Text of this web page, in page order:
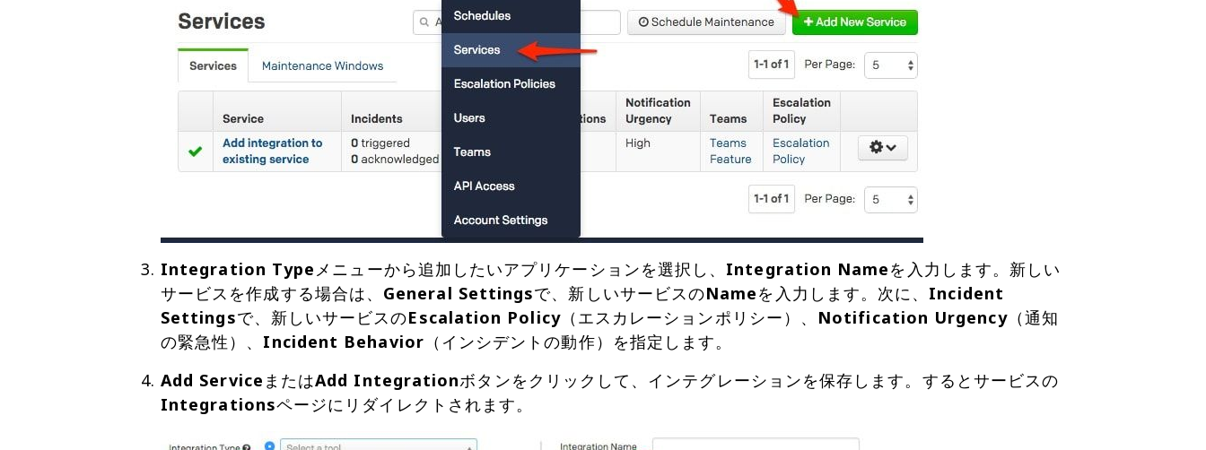
Integration Typeメニューから追加したいアプリケーションを選択し、 Integration Nameを入力します。新しい
サービスを作成する場合は、 General Settingsで、新しいサービスのNameを入力します。次に、 Incident
Settingsで、新しいサービスのEscalation Policy（エスカレーションポリシー）、 Notification Urgency（通知
の緊急性）、 Incident Behavior （インシデントの動作）を指定します。
Add Service またはAdd Integrationボタンをクリックして、インテグレーションを保存します。するとサービスの
Integrations